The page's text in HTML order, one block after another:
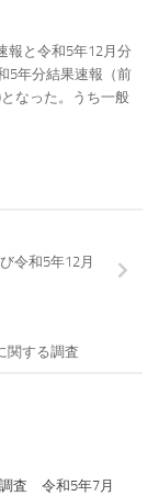
報と令和5年12月分
5年分結果速報（前
なった。うち一般
令和5年12月
関する調査
査 令和5年7月